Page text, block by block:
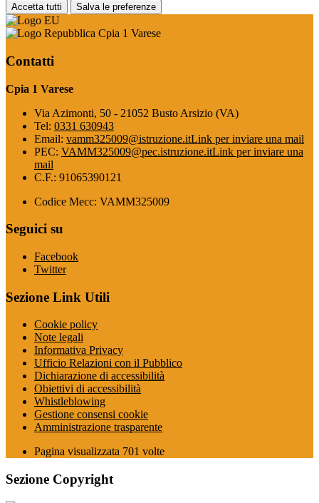
Accetta tutti Salva le preferenze
Cpia 1 Varese
Contatti
Cpia 1 Varese
Via Azimonti, 50 - 21052 Busto Arsizio (VA)
Tel: 0331 630943
Email: vamm325009@istruzione.itLink per inviare una mail
PEC: VAMM325009@pec.istruzione.itLink per inviare una
mail
C.F.: 91065390121
Codice Mecc: VAMM325009
Seguici su
Facebook
Twitter
Sezione Link Utili
Cookie policy
Note legali
Informativa Privacy
Ufficio Relazioni con il Pubblico
Dichiarazione di accessibilità
Obiettivi di accessibilità
Whistleblowing
Gestione consensi cookie
Amministrazione trasparente
Pagina visualizzata 701 volte
Sezione Copyright